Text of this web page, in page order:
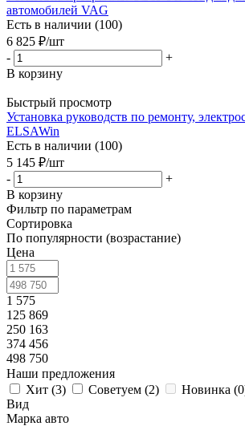
автомобилей VAG
Есть в наличии (100)
6 825 ₽/шт
-
+
В корзину
Быстрый просмотр
Установка руководств по ремонту,
ELSAWin
Есть в наличии (100)
5 145 ₽/шт
-
+
В корзину
Фильтр по параметрам
Сортировка
По популярности (возрастание)
Цена
1 575
125 869
250 163
374 456
498 750
Наши предложения
Хит (3) Советуем (2) Новинка (0
Вид
Марка авто